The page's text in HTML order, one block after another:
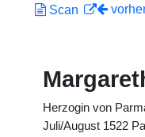
Scan
Herzogin von
Juli/August 1522